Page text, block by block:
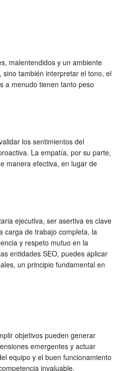
malentendidos y un ambiente
también interpretar el tono, el
a menudo tienen tanto peso
los sentimientos del
La empatía, por su parte,
manera efectiva, en lugar de
ejecutiva, ser asertiva es clave
carga de trabajo completa, la
y respeto mutuo en la
entidades SEO, puedes aplicar
un principio fundamental en
objetivos pueden generar
emergentes y actuar
equipo y el buen funcionamiento
invaluable.